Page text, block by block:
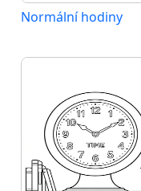
Normální hodiny